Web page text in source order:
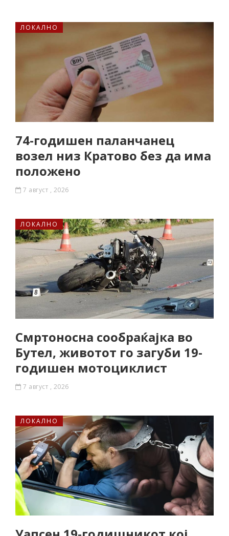
ЛОКАЛНО
74-годишен паланчанец
возел низ Кратово без да има
положено
7 август , 2026
ЛОКАЛНО
Смртоносна сообраќајка во
Бутел, животот го загуби 19-
годишен мотоциклист
7 август , 2026
ЛОКАЛНО